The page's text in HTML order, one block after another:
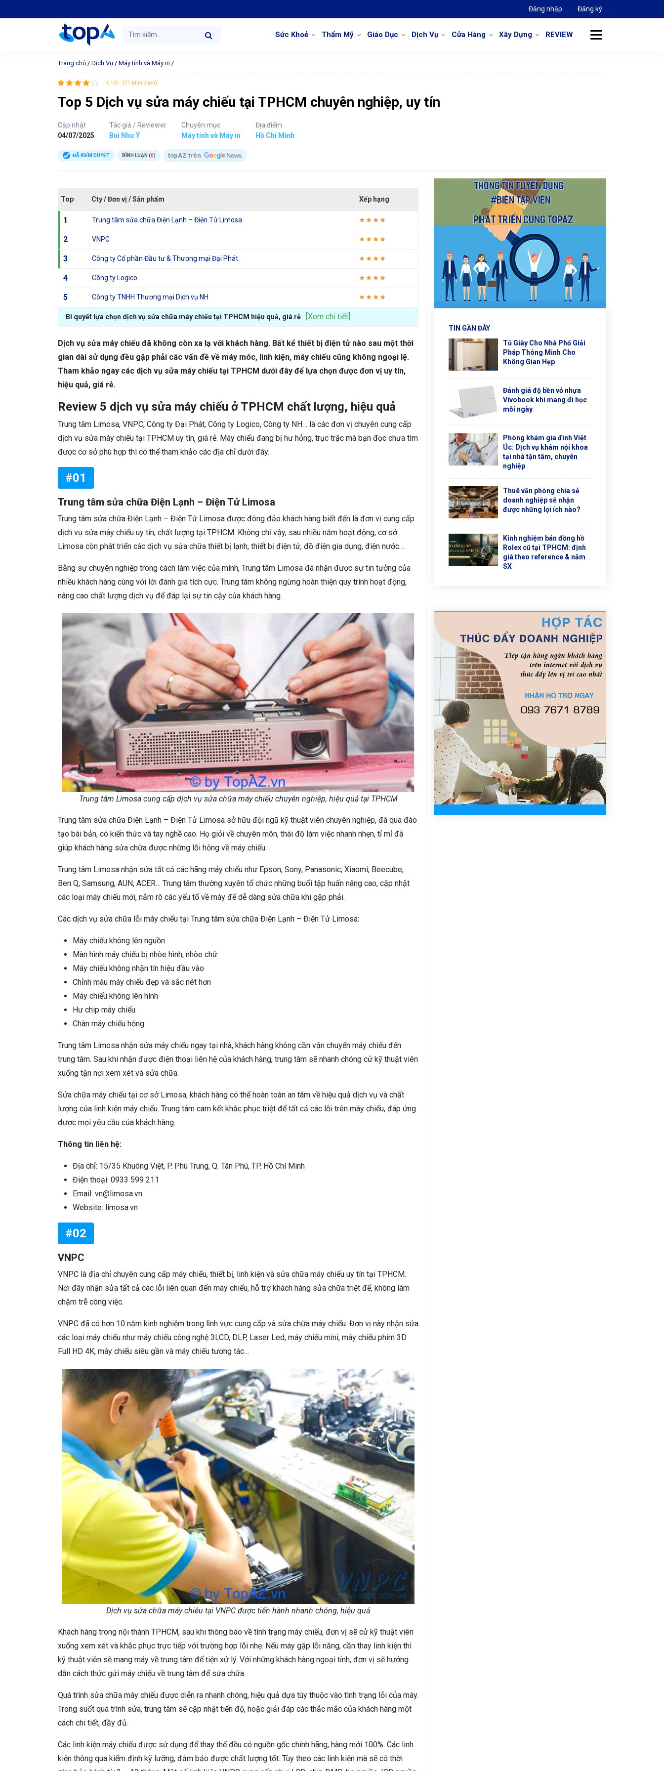
Đăng nhập Đăng ký
Sức Khoẻ Thẩm Mỹ Giáo Dục Dịch Vụ Cửa Hàng Xây Dựng REVIEW
Trang chủ / Dịch Vụ / Máy tính và Máy in /
4.1/5 - (71 bình chọn)
Top 5 Dịch vụ sửa máy chiếu tại TPHCM chuyên nghiệp, uy tín
Cập nhật
04/07/2025
Tác giả / Reviewer
Bùi Như Ý
Chuyên mục
Máy tính và Máy in
Địa điểm
Hồ Chí Minh
ĐÃ KIỂM DUYỆT BÌNH LUẬN (0) topAZ trên
Top Cty / Đơn vị / Sản phẩm Xếp hạng
1 Trung tâm sửa chữa Điện Lạnh – Điện Tử Limosa
2 VNPC
3 Công ty Cổ phần Đầu tư & Thương mại Đại Phát
4 Công ty Logico
5 Công ty TNHH Thương mại Dịch vụ NH
Bí quyết lựa chọn dịch vụ sửa chữa máy chiếu tại TPHCM hiệu quả, giá rẻ [Xem chi tiết]
Dịch vụ sửa máy chiếu đã không còn xa lạ với khách hàng. Bất kể thiết bị điện tử nào sau một thời
gian dài sử dụng đều gặp phải các vấn đề về máy móc, linh kiện, máy chiếu cũng không ngoại lệ.
Tham khảo ngay các dịch vụ sửa máy chiếu tại TPHCM dưới đây để lựa chọn được đơn vị uy tín,
hiệu quả, giá rẻ.
Review 5 dịch vụ sửa máy chiếu ở TPHCM chất lượng, hiệu quả
Trung tâm Limosa, VNPC, Công ty Đại Phát, Công ty Logico, Công ty NH… là các đơn vị chuyên cung cấp
dịch vụ sửa máy chiếu tại TPHCM uy tín, giá rẻ. Máy chiếu đang bị hư hỏng, trục trặc mà bạn đọc chưa tìm
được cơ sở phù hợp thì có thể tham khảo các địa chỉ dưới đây.
#01
Trung tâm sửa chữa Điện Lạnh – Điện Tử Limosa
Trung tâm sửa chữa Điện Lạnh – Điện Tử Limosa được đông đảo khách hàng biết đến là đơn vị cung cấp
dịch vụ sửa máy chiếu uy tín, chất lượng tại TPHCM. Không chỉ vậy, sau nhiều năm hoạt động, cơ sở
Limosa còn phát triển các dịch vụ sửa chữa thiết bị lạnh, thiết bị điện tử, đồ điện gia dụng, điện nước…
Bằng sự chuyên nghiệp trong cách làm việc của mình, Trung tâm Limosa đã nhận được sự tin tưởng của
nhiều khách hàng cùng với lời đánh giá tích cực. Trung tâm không ngừng hoàn thiện quy trình hoạt động,
nâng cao chất lượng dịch vụ để đáp lại sự tin cậy của khách hàng.
Trung tâm Limosa cung cấp dịch vụ sửa chữa máy chiếu chuyên nghiệp, hiệu quả tại TPHCM
Trung tâm sửa chữa Điện Lạnh – Điện Tử Limosa sở hữu đội ngũ kỹ thuật viên chuyên nghiệp, đã qua đào
tạo bài bản, có kiến thức và tay nghề cao. Họ giỏi về chuyên môn, thái độ làm việc nhanh nhẹn, tỉ mỉ đã
giúp khách hàng sửa chữa được những lỗi hỏng về máy chiếu.
Trung tâm Limosa nhận sửa tất cả các hãng máy chiếu như Epson, Sony, Panasonic, Xiaomi, Beecube,
Ben Q, Samsung, AUN, ACER… Trung tâm thường xuyên tổ chức những buổi tập huấn nâng cao, cập nhật
các loại máy chiếu mới, nắm rõ các yếu tố về máy để dễ dàng sửa chữa khi gặp phải.
Các dịch vụ sửa chữa lỗi máy chiếu tại Trung tâm sửa chữa Điện Lạnh – Điện Tử Limosa:
Máy chiếu không lên nguồn
Màn hình máy chiếu bị nhòe hình, nhòe chữ
Máy chiếu không nhận tín hiệu đầu vào
Chỉnh màu máy chiếu đẹp và sắc nét hơn
Máy chiếu không lên hình
Hư chip máy chiếu
Chân máy chiếu hỏng
Trung tâm Limosa nhận sửa máy chiếu ngay tại nhà, khách hàng không cần vận chuyển máy chiếu đến
trung tâm. Sau khi nhận được điện thoại liên hệ của khách hàng, trung tâm sẽ nhanh chóng cử kỹ thuật viên
xuống tận nơi xem xét và sửa chữa.
Sửa chữa máy chiếu tại cơ sở Limosa, khách hàng có thể hoàn toàn an tâm về hiệu quả dịch vụ và chất
lượng của linh kiện máy chiếu. Trung tâm cam kết khắc phục triệt để tất cả các lỗi trên máy chiếu, đáp ứng
được mọi yêu cầu của khách hàng.
Thông tin liên hệ:
Địa chỉ: 15/35 Khuông Việt, P. Phú Trung, Q. Tân Phú, TP. Hồ Chí Minh
Điện thoại: 0933 599 211
Email: vn@limosa.vn
Website: limosa.vn
#02
VNPC
VNPC là địa chỉ chuyên cung cấp máy chiếu, thiết bị, linh kiện và sửa chữa máy chiếu uy tín tại TPHCM.
Nơi đây nhận sửa tất cả các lỗi liên quan đến máy chiếu, hỗ trợ khách hàng sửa chữa triệt để, không làm
chậm trễ công việc.
VNPC đã có hơn 10 năm kinh nghiệm trong lĩnh vực cung cấp và sửa chữa máy chiếu. Đơn vị này nhận sửa
các loại máy chiếu như máy chiếu công nghệ 3LCD, DLP, Laser Led, máy chiếu mini, máy chiếu phim 3D
Full HD 4K, máy chiếu siêu gần và máy chiếu tương tác…
Dịch vụ sửa chữa máy chiêu tại VNPC được tiến hành nhanh chóng, hiệu quả
Khách hàng trong nội thành TPHCM, sau khi thông báo về tình trạng máy chiếu, đơn vị sẽ cử kỹ thuật viên
xuống xem xét và khắc phục trực tiếp với trường hợp lỗi nhẹ. Nếu máy gặp lỗi năng, cần thay linh kiện thì
kỹ thuật viên sẽ mang máy về trung tâm để tiện xử lý. Với những khách hàng ngoại tỉnh, đơn vị sẽ hướng
dẫn cách thức gửi máy chiếu về trung tâm để sửa chữa.
Quá trình sửa chữa máy chiếu được diễn ra nhanh chóng, hiệu quả dựa tùy thuộc vào tình trạng lỗi của máy.
Trong suốt quá trình sửa, trung tâm sẽ cập nhật tiến độ, hoặc giải đáp các thắc mắc của khách hàng một
cách chi tiết, đầy đủ.
Các linh kiện máy chiếu được sử dụng để thay thế đều có nguồn gốc chính hãng, hàng mới 100%. Các linh
kiện thông qua kiểm định kỹ lưỡng, đảm bảo được chất lượng tốt. Tùy theo các linh kiện mà sẽ có thời
TIN GẦN ĐÂY
Tủ Giày Cho Nhà Phố Giải
Pháp Thông Minh Cho
Không Gian Hẹp
Đánh giá độ bền vỏ nhựa
Vivobook khi mang đi học
mỗi ngày
Phòng khám gia đình Việt
Úc: Dịch vụ khám nội khoa
tại nhà tận tâm, chuyên
nghiệp
Thuê văn phòng chia sẻ
doanh nghiệp sẽ nhận
được những lợi ích nào?
Kinh nghiệm bán đồng hồ
Rolex cũ tại TPHCM: định
giá theo reference & năm
SX